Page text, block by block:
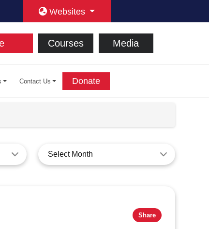
Websites
Courses Media
Contact Us Donate
Select Month
Share